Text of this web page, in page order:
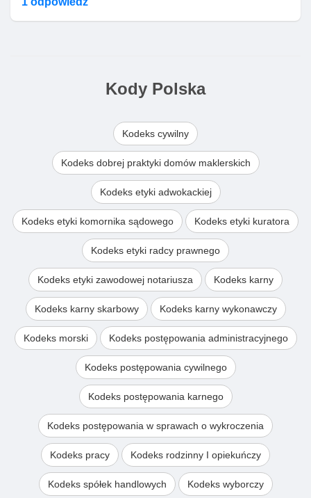
Kody Polska
Kodeks cywilny
Kodeks dobrej praktyki domów maklerskich
Kodeks etyki adwokackiej
Kodeks etyki komornika sądowego Kodeks etyki kuratora
Kodeks etyki radcy prawnego
Kodeks etyki zawodowej notariusza Kodeks karny
Kodeks karny skarbowy Kodeks karny wykonawczy
Kodeks morski Kodeks postępowania administracyjnego
Kodeks postępowania cywilnego
Kodeks postępowania karnego
Kodeks postępowania w sprawach o wykroczenia
Kodeks pracy Kodeks rodzinny I opiekuńczy
Kodeks spółek handlowych Kodeks wyborczy